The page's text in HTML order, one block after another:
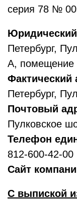
серия 78 №
Петербург,
А, помещение
Фактический
Петербург,
Почтовый
Пулковское
Телефон
812-600-42-00
Сайт
С выпиской